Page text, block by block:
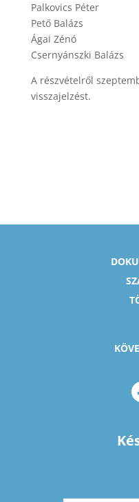
Palkovics Péter
Pető Balázs
Ágai Zénó
Csernyánszki Balázs
A részvételről
visszajelzést.